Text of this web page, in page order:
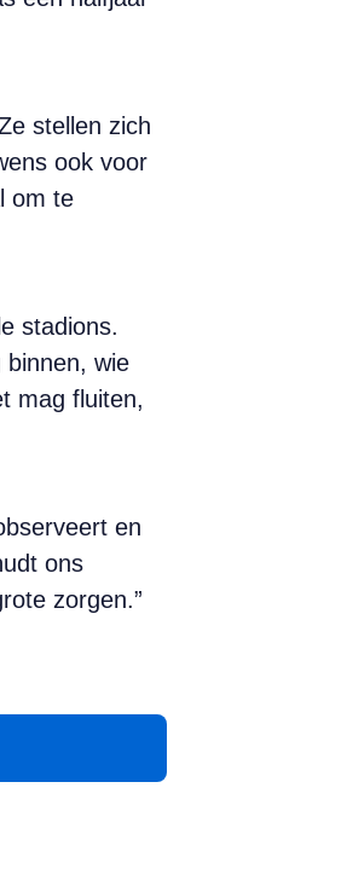
stellen zich
ook voor
om te
stadions.
binnen, wie
mag fluiten,
en
ons
zorgen.”